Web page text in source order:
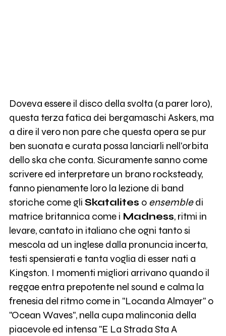
Doveva essere il disco della svolta (a parer loro),
questa terza fatica dei bergamaschi Askers, ma
a dire il vero non pare che questa opera se pur
ben suonata e curata possa lanciarli nell'orbita
dello ska che conta. Sicuramente sanno come
scrivere ed interpretare un brano rocksteady,
fanno pienamente loro la lezione di band
storiche come gli Skatalites o ensembledi
matrice britannica come i Madness, ritmi in
levare, cantato in italiano che ogni tanto si
mescola ad un inglese dalla pronuncia incerta,
testi spensierati e tanta voglia di esser nati a
Kingston. I momenti migliori arrivano quando il
reggae entra prepotente nel sound e calma la
frenesia del ritmo come in "Locanda Almayer" o
"Ocean Waves", nella cupa malinconia della
piacevole ed intensa "E La Strada Sta A